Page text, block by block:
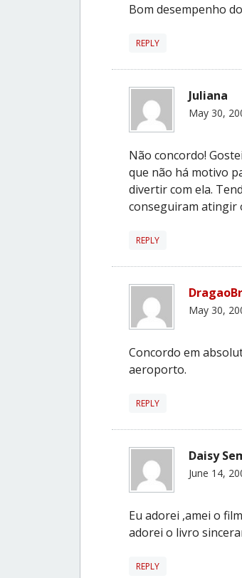
Bom desempenho
REPLY
Juliana
May 30,
Não concordo!
que não há motivo
divertir com ela.
conseguiram atingir
REPLY
May 30,
Concordo em
aeroporto.
REPLY
Daisy
June 14,
Eu adorei ,amei o
adorei o livro
REPLY